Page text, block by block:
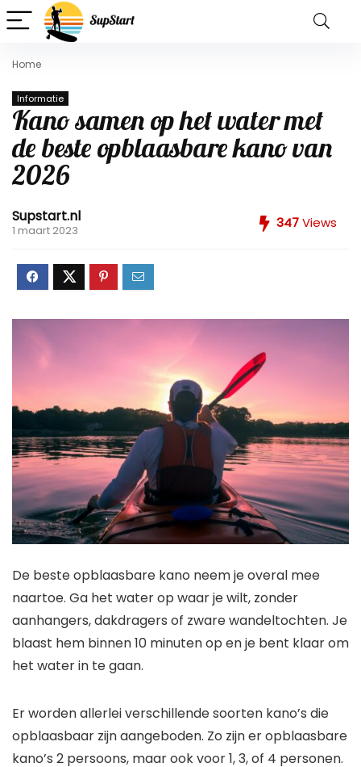
Home
Informatie
Kano samen op het water met
de beste opblaasbare kano van
2026
Supstart.nl
1 maart 2023 347Views
De beste opblaasbare kano neem je overal mee
naartoe. Ga het water op waar je wilt, zonder
aanhangers, dakdragers of zware wandeltochten. Je
blaast hem binnen 10 minuten op en je bent klaar om
het water in te gaan.
Er worden allerlei verschillende soorten kano’s die
opblaasbaar zijn aangeboden. Zo zijn er opblaasbare
kano’s 2 persoons, maar ook voor 1, 3, of 4 personen.